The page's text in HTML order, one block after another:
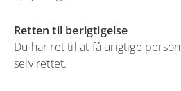
Retten til berigtigelse
Du har ret til at få urigtige
selv rettet.